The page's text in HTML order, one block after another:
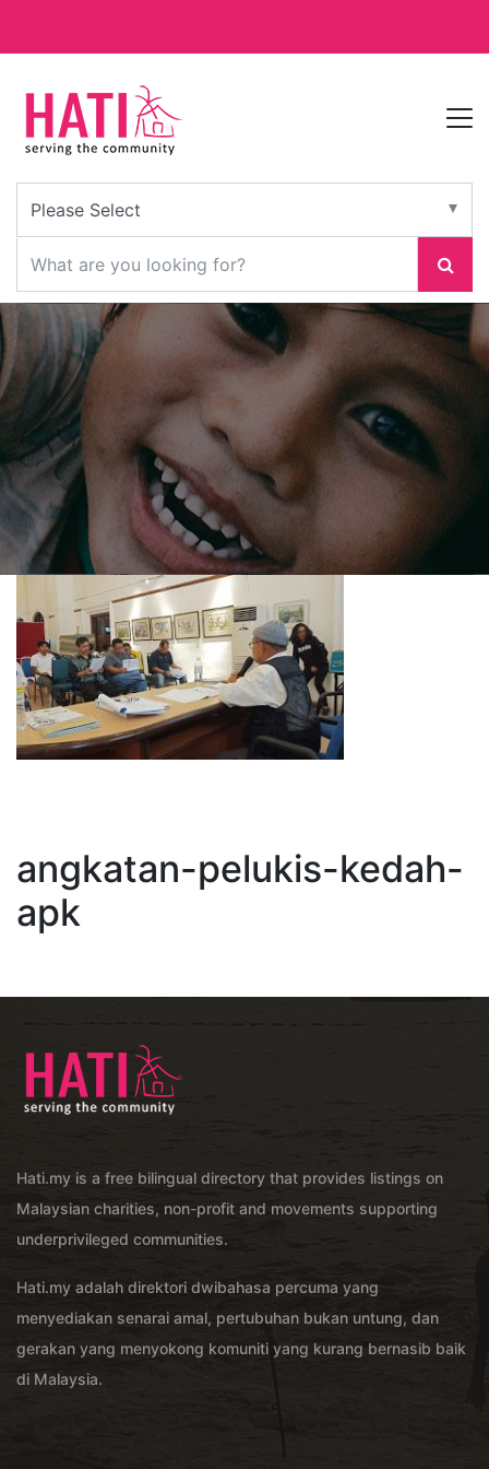
angkatan-pelukis-kedah-
apk
Hati.my is a free bilingual directory that provides listings on
Malaysian charities, non-profit and movements supporting
underprivileged communities.
Hati.my adalah direktori dwibahasa percuma yang
menyediakan senarai amal, pertubuhan bukan untung, dan
gerakan yang menyokong komuniti yang kurang bernasib baik
di Malaysia.